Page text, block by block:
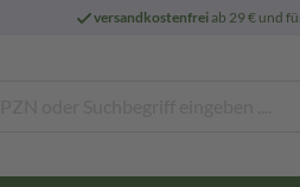
versandkostenfreiab 29 € und